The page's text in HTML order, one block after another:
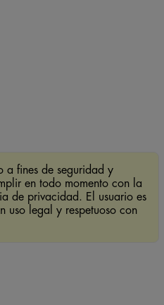
a fines de seguridad y
en todo momento con la
de privacidad. El usuario es
uso legal y respetuoso con